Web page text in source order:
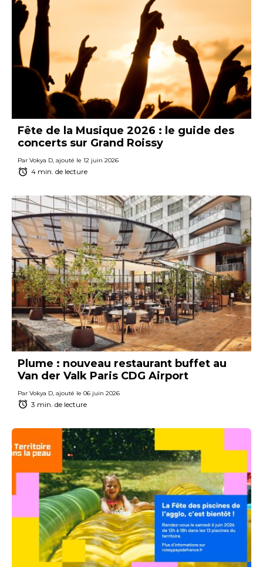
Fête de la Musique 2026 : le guide des
concerts sur Grand Roissy
Par Vokya D, ajouté le 12 juin 2026
4 min. de lecture
Plume : nouveau restaurant buffet au
Van der Valk Paris CDG Airport
Par Vokya D, ajouté le 06 juin 2026
3 min. de lecture